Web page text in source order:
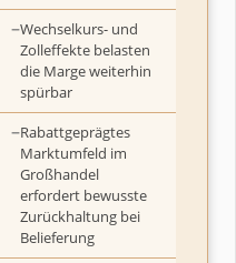
Wechselkurs- und
Zolleffekte belasten
die Marge weiterhin
spürbar
Rabattgeprägtes
Marktumfeld im
Großhandel
erfordert bewusste
Zurückhaltung bei
Belieferung